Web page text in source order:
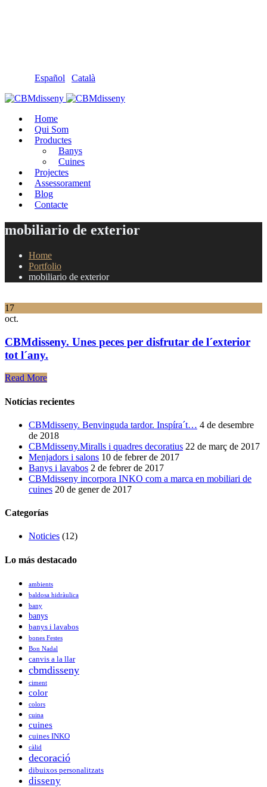
Español Català
Home
Qui Som
Productes
Banys
Cuines
Projectes
Assessorament
Blog
Contacte
mobiliario de exterior
Home
Portfolio
mobiliario de exterior
17
oct.
CBMdisseny. Unes peces per disfrutar de l´exterior
tot l´any.
Read More
Notícias recientes
CBMdisseny. Benvinguda tardor. Inspíra´t… 4 de desembre
de 2018
CBMdisseny.Miralls i quadres decoratius 22 de març de 2017
Menjadors i salons 10 de febrer de 2017
Banys i lavabos 2 de febrer de 2017
CBMdisseny incorpora INKO com a marca en mobiliari de
cuines 20 de gener de 2017
Categorías
Noticies (12)
Lo más destacado
ambients
baldosa hidràulica
bany
banys
banys i lavabos
bones Festes
Bon Nadal
canvis a la llar
cbmdisseny
ciment
color
colors
cuina
cuines
cuines INKO
càlid
decoració
dibuixos personalitzats
disseny